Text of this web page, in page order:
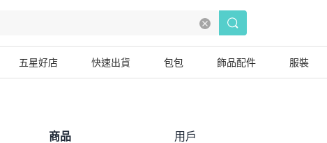
五星好店 快速出貨 包包 飾品配件 服裝
商品 用戶